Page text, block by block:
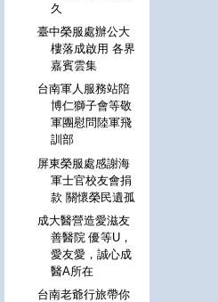
久
臺中榮服處辦公大
樓落成啟用 各界
嘉賓雲集
台南軍人服務站陪
博仁獅子會等敬
軍團慰問陸軍飛
訓部
屏東榮服處感謝海
軍士官校友會捐
款 關懷榮民遺孤
成大醫營造愛滋友
善醫院 優等U，
愛友愛，誠心成
醫A所在
台南老爺行旅帶你